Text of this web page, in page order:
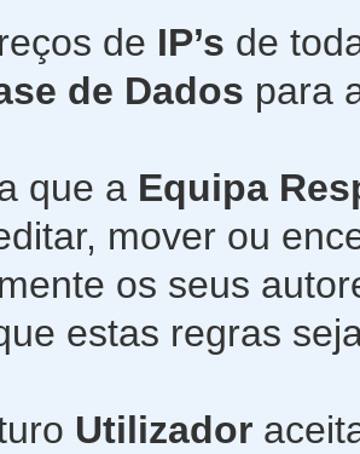
de IP’s de
de Dados para
que a Equipa
mover ou
os seus
estas regras
Utilizador